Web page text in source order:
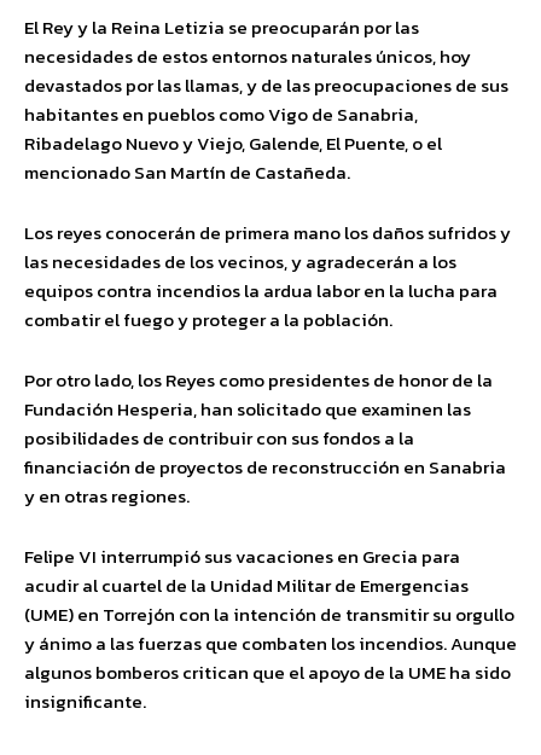
El Rey y la Reina Letizia se preocuparán por las
necesidades de estos entornos naturales únicos, hoy
devastados por las llamas, y de las preocupaciones de sus
habitantes en pueblos como Vigo de Sanabria,
Ribadelago Nuevo y Viejo, Galende, El Puente, o el
mencionado San Martín de Castañeda.
Los reyes conocerán de primera mano los daños sufridos y
las necesidades de los vecinos, y agradecerán a los
equipos contra incendios la ardua labor en la lucha para
combatir el fuego y proteger a la población.
Por otro lado, los Reyes como presidentes de honor de la
Fundación Hesperia, han solicitado que examinen las
posibilidades de contribuir con sus fondos a la
financiación de proyectos de reconstrucción en Sanabria
y en otras regiones.
Felipe VI interrumpió sus vacaciones en Grecia para
acudir al cuartel de la Unidad Militar de Emergencias
(UME) en Torrejón con la intención de transmitir su orgullo
y ánimo a las fuerzas que combaten los incendios. Aunque
algunos bomberos critican que el apoyo de la UME ha sido
insignificante.